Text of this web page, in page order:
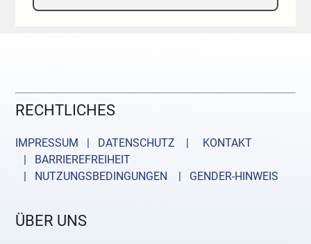
RECHTLICHES
IMPRESSUM | DATENSCHUTZ |
KONTAKT
| BARRIEREFREIHEIT
| NUTZUNGSBEDINGUNGEN
| GENDER-HINWEIS
ÜBER UNS